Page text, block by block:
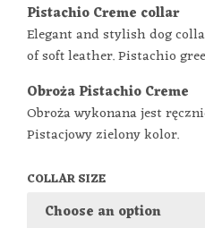
Pistachio Creme collar
Elegant and stylish dog
of soft leather.Pistachio
Obroża Pistachio Creme
Obroża wykonana jest
Pistacjowy zielony kolor.
COLLAR SIZE